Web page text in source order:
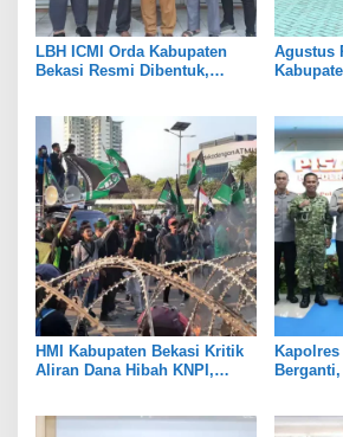
LBH ICMI Orda Kabupaten
Bekasi Resmi Dibentuk,
Agustus
HMI Kabupaten Bekasi Kritik
Aliran Dana Hibah KNPI,